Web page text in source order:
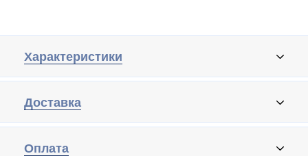
Характеристики
Доставка
Оплата